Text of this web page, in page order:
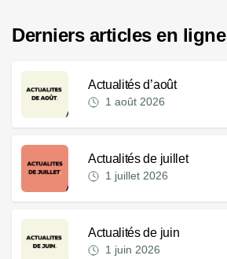
Derniers articles en ligne
Actualités d’août
1 août 2026
Actualités de juillet
1 juillet 2026
Actualités de juin
1 juin 2026